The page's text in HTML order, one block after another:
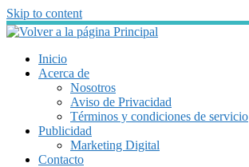
Skip to content
Inicio
Acerca de
Nosotros
Aviso de Privacidad
Términos y condiciones de servicio
Publicidad
Marketing Digital
Contacto